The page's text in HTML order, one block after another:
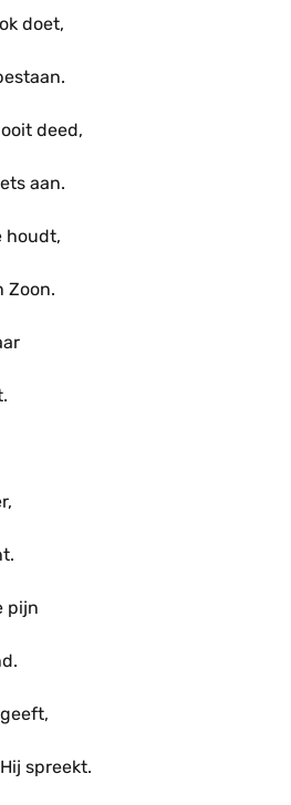
doet,
deed,
aan.
houdt,
Zoon.
pijn
spreekt.